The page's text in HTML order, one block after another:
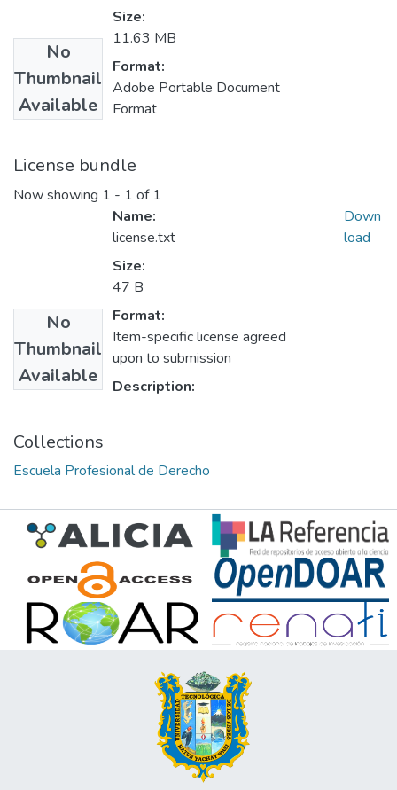
No
Thumbnail
Available
Size:
11.63 MB
Format:
Adobe Portable Document
Format
License bundle
Now showing 1 - 1 of 1
No
Thumbnail
Available
Name:
license.txt
Size:
47 B
Format:
Item-specific license agreed
upon to submission
Description:
Down
load
Collections
Escuela Profesional de Derecho